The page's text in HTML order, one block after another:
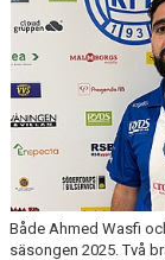
KONTAKT
INFORMATION MED
BILDGALLERI
MATCHER
Både Ahmed Wasfi
säsongen 2025. Två